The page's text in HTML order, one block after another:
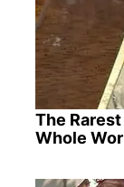
The
Whole